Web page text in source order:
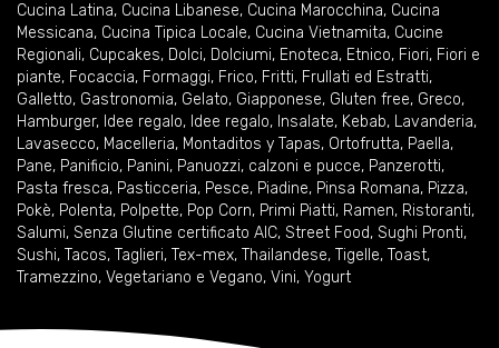
Cucina Latina, Cucina Libanese, Cucina Marocchina, Cucina
Messicana, Cucina Tipica Locale, Cucina Vietnamita, Cucine
Regionali, Cupcakes, Dolci, Dolciumi, Enoteca, Etnico, Fiori, Fiori e
piante, Focaccia, Formaggi, Frico, Fritti, Frullati ed Estratti,
Galletto, Gastronomia, Gelato, Giapponese, Gluten free, Greco,
Hamburger, Idee regalo, Idee regalo, Insalate, Kebab, Lavanderia,
Lavasecco, Macelleria, Montaditos y Tapas, Ortofrutta, Paella,
Pane, Panificio, Panini, Panuozzi, calzoni e pucce, Panzerotti,
Pasta fresca, Pasticceria, Pesce, Piadine, Pinsa Romana, Pizza,
Pokè, Polenta, Polpette, Pop Corn, Primi Piatti, Ramen, Ristoranti,
Salumi, Senza Glutine certificato AIC, Street Food, Sughi Pronti,
Sushi, Tacos, Taglieri, Tex-mex, Thailandese, Tigelle, Toast,
Tramezzino, Vegetariano e Vegano, Vini, Yogurt